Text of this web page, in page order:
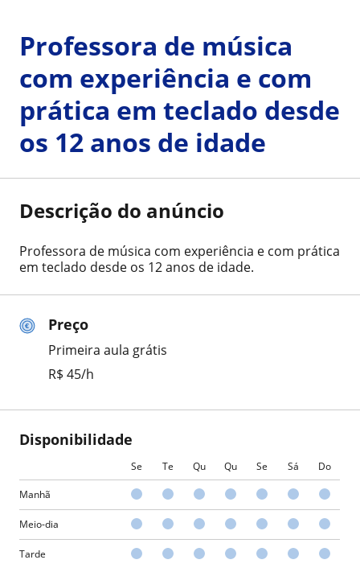
Preço
Primeira aula grátis
R$ 45/h
Disponibilidade
Se Te Qu Qu Se Sá Do
Manhã
Meio-dia
Tarde
Professora de música
com experiência e com
prática em teclado desde
os 12 anos de idade
Descrição do anúncio
Professora de música com experiência e com prática
em teclado desde os 12 anos de idade.